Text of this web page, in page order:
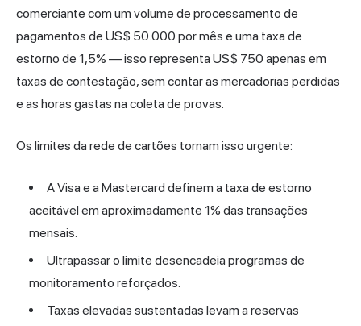
comerciante com um volume de processamento de
pagamentos de US$ 50.000 por mês e uma taxa de
estorno de 1,5% — isso representa US$ 750 apenas em
taxas de contestação, sem contar as mercadorias perdidas
e as horas gastas na coleta de provas.
Os limites da rede de cartões tornam isso urgente:
A Visa e a Mastercard definem a taxa de estorno
aceitável em aproximadamente 1% das transações
mensais.
Ultrapassar o limite desencadeia programas de
monitoramento reforçados.
Taxas elevadas sustentadas levam a reservas